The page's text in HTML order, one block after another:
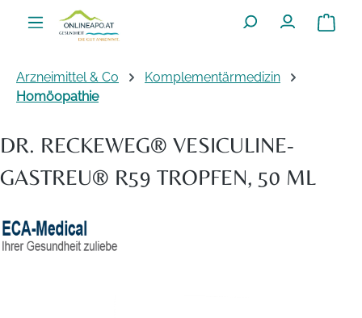
Zum Hauptinhalt springen
Arzneimittel & Co
Komplementärmedizin
Homöopathie
DR. RECKEWEG® VESICULINE-
GASTREU® R59 TROPFEN, 50 ML